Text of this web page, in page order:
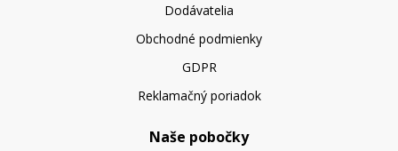
Dodávatelia
Obchodné podmienky
GDPR
Reklamačný poriadok
Naše pobočky